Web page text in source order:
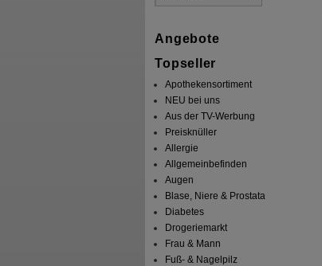
Angebote
Topseller
Apothekensortiment
NEU bei uns
Aus der TV-Werbung
Preisknüller
Allergie
Allgemeinbefinden
Augen
Blase, Niere & Prostata
Diabetes
Drogeriemarkt
Frau & Mann
Fuß- & Nagelpilz